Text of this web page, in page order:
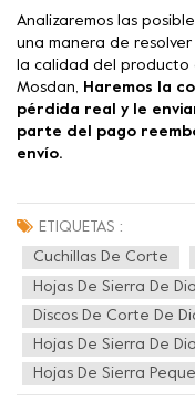
Analizaremos las
una manera de
la calidad del producto
Mosdan, Haremos la
pérdida real y le
parte del pago
envío.
ETIQUETAS :
Cuchillas De Corte
Hojas De Sierra De
Discos De Corte De
Hojas De Sierra De
Hojas De Sierra